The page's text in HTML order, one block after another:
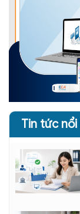
Tin tức